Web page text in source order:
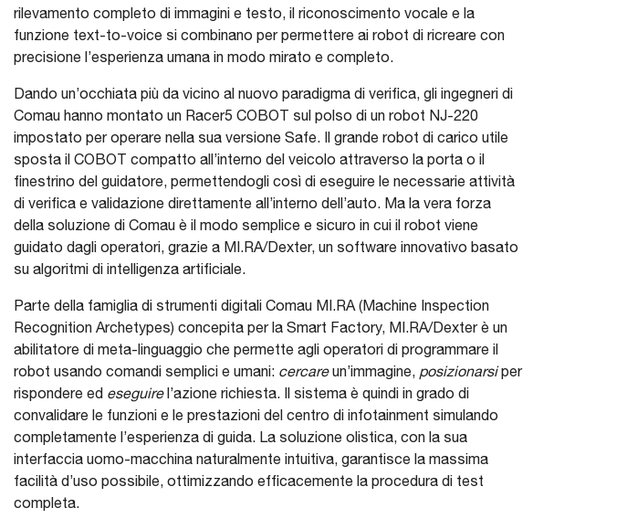
rilevamento completo di immagini e testo, il riconoscimento vocale e la
funzione text-to-voice si combinano per permettere ai robot di ricreare con
precisione l’esperienza umana in modo mirato e completo.
Dando un’occhiata più da vicino al nuovo paradigma di verifica, gli ingegneri di
Comau hanno montato un Racer5 COBOT sul polso di un robot NJ-220
impostato per operare nella sua versione Safe. Il grande robot di carico utile
sposta il COBOT compatto all’interno del veicolo attraverso la porta o il
finestrino del guidatore, permettendogli così di eseguire le necessarie attività
di verifica e validazione direttamente all’interno dell’auto. Ma la vera forza
della soluzione di Comau è il modo semplice e sicuro in cui il robot viene
guidato dagli operatori, grazie a MI.RA/Dexter, un software innovativo basato
su algoritmi di intelligenza artificiale.
Parte della famiglia di strumenti digitali Comau MI.RA (Machine Inspection
Recognition Archetypes) concepita per la Smart Factory, MI.RA/Dexter è un
abilitatore di meta-linguaggio che permette agli operatori di programmare il
robot usando comandi semplici e umani: cercareun’immagine, posizionarsiper
rispondere ed eseguirel’azione richiesta. Il sistema è quindi in grado di
convalidare le funzioni e le prestazioni del centro di infotainment simulando
completamente l’esperienza di guida. La soluzione olistica, con la sua
interfaccia uomo-macchina naturalmente intuitiva, garantisce la massima
facilità d’uso possibile, ottimizzando efficacemente la procedura di test
completa.